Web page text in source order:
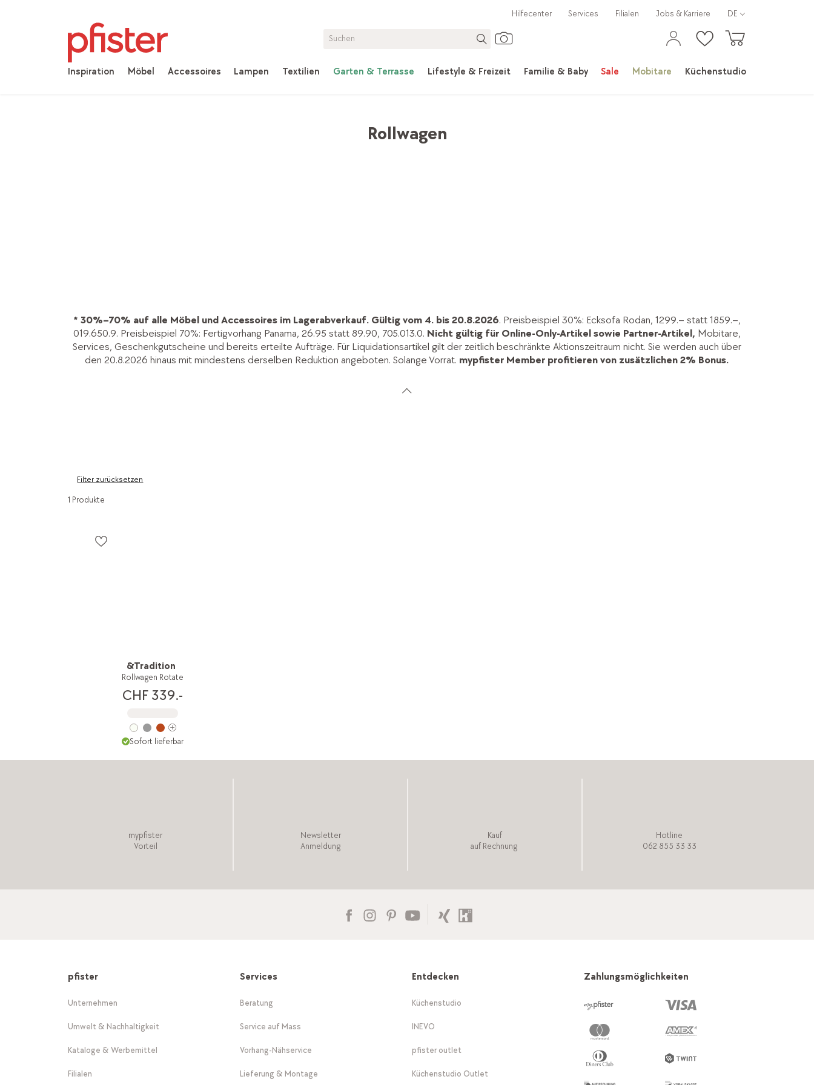
Inspiration Möbel Accessoires Lampen Textilien Garten & Terrasse Lifestyle & Freizeit Familie & Baby Sale Mobitare Küchenstudio
Hilfecenter Services Filialen Jobs & Karriere DE
Rollwagen
* 30%–70% auf alle Möbel und Accessoires im Lagerabverkauf. Gültig vom 4. bis 20.8.2026. Preisbeispiel 30%: Ecksofa Rodan, 1299.– statt 1859.–,
019.650.9. Preisbeispiel 70%: Fertigvorhang Panama, 26.95 statt 89.90, 705.013.0. Nicht gültig für Online-Only-Artikel sowie Partner-Artikel, Mobitare,
Services, Geschenkgutscheine und bereits erteilte Aufträge. Für Liquidationsartikel gilt der zeitlich beschränkte Aktionszeitraum nicht. Sie werden auch über
den 20.8.2026 hinaus mit mindestens derselben Reduktion angeboten. Solange Vorrat. mypfister Member profitieren von zusätzlichen 2% Bonus.
Filter zurücksetzen
1 Produkte
&Tradition
Rollwagen Rotate
CHF 339.-
Sofort lieferbar
mypfister
Vorteil
Newsletter
Anmeldung
Kauf
auf Rechnung
Hotline
062 855 33 33
pfister
Unternehmen
Umwelt & Nachhaltigkeit
Kataloge & Werbemittel
Filialen
Services
Beratung
Service auf Mass
Vorhang-Nähservice
Lieferung & Montage
Entdecken
Küchenstudio
INEVO
pfister outlet
Küchenstudio Outlet
Zahlungsmöglichkeiten